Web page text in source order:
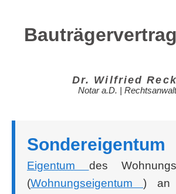
Dr. Wil­fried
Notar a.D. | Rechtsanwalt
Son­der­ei­gen­tum
Eigen­tum des
(Woh­nungs­ei­gen­tum ) an